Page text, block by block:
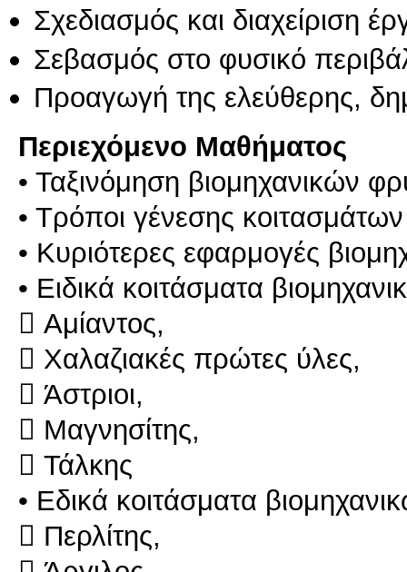
Σχεδιασμός και διαχείριση
Σεβασμός στο φυσικό
Προαγωγή της ελεύθερης,
Περιεχόμενο Μαθήματος
• Ταξινόμηση βιομηχανικών
• Τρόποι γένεσης κοιτασμάτων
• Κυριότερες εφαρμογές
• Ειδικά κοιτάσματα
 Αμίαντος,
 Χαλαζιακές πρώτες ύλες,
 Άστριoι,
 Μαγνησίτης,
 Τάλκης
• Εδικά κοιτάσματα
 Περλίτης,